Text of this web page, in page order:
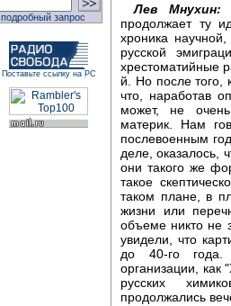
подробный запрос
Поставьте ссылку на РС
Лев Мнухин:
продолжает ту
хроника
русской
хрестоматийные
й. Но после того,
что, наработав
может, не
материк. Нам
послевоенным
деле, оказалось,
они такого же
такое
таком плане, в
жизни или
объеме никто не
увидели, что
до 40-го года.
организации, как
русских
продолжались